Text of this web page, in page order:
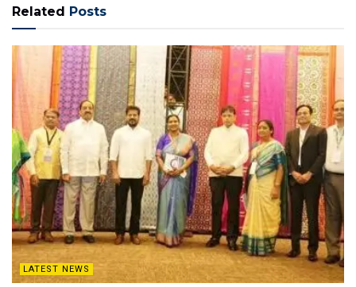
Related Posts
LATEST NEWS